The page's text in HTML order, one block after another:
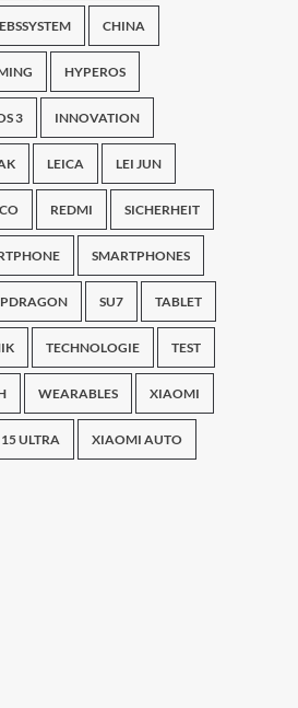
CHINA
HYPEROS
3 INNOVATION
LEICA LEI JUN
REDMI SICHERHEIT
SMARTPHONES
SU7 TABLET
TECHNOLOGIE TEST
WEARABLES XIAOMI
ULTRA XIAOMI AUTO